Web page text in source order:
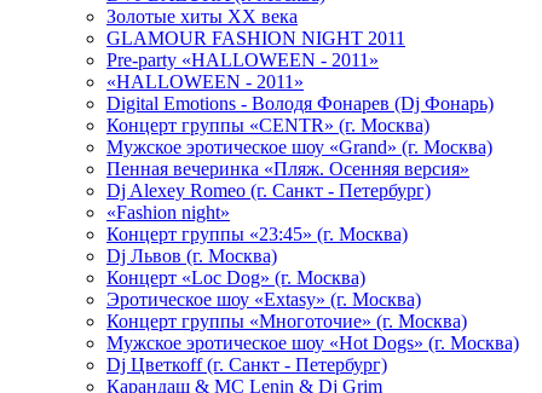
Золотые хиты XX века
GLAMOUR FASHION NIGHT 2011
Pre-party «HALLOWEEN - 2011»
«HALLOWEEN - 2011»
Digital Emotions - Володя Фонарев (Dj Фонарь)
Концерт группы «CENTR» (г. Москва)
Мужское эротическое шоу «Grand» (г. Москва)
Пенная вечеринка «Пляж. Осенняя версия»
Dj Alexey Romeo (г. Санкт - Петербург)
«Fashion night»
Концерт группы «23:45» (г. Москва)
Dj Львов (г. Москва)
Концерт «Loc Dog» (г. Москва)
Эротическое шоу «Extasy» (г. Москва)
Концерт группы «Многоточие» (г. Москва)
Мужское эротическое шоу «Hot Dogs» (г. Москва)
Dj Цветкоff (г. Санкт - Петербург)
Карандаш & МС Lenin & Dj Grim